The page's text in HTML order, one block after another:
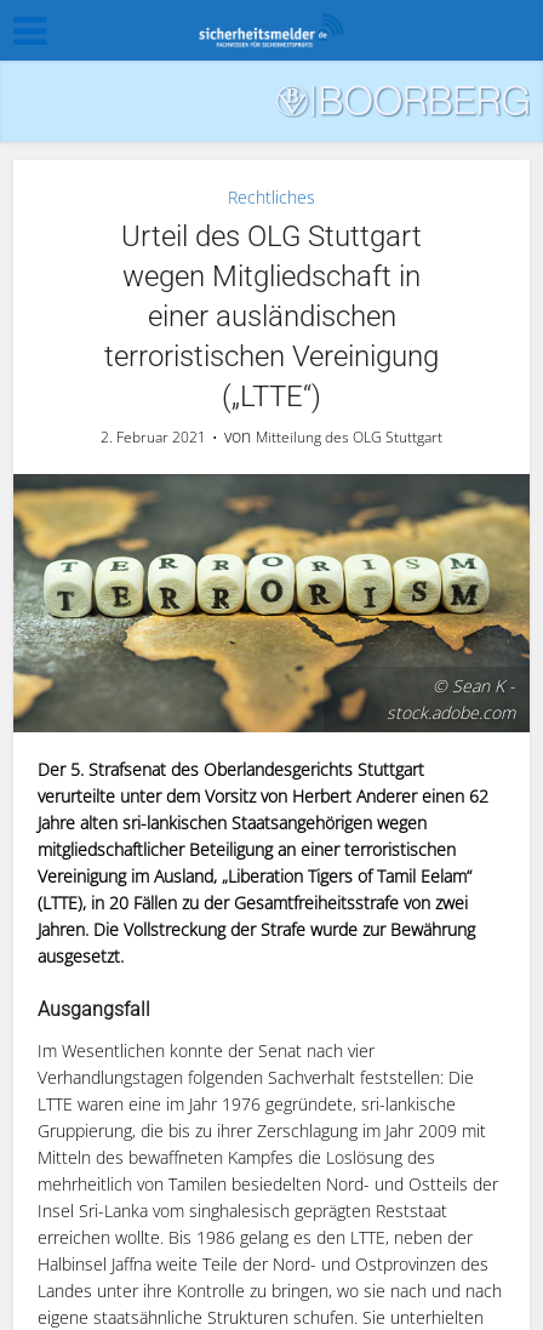
Rechtliches
Urteil des OLG Stuttgart
wegen Mitgliedschaft in
einer ausländischen
terroristischen Vereinigung
(„LTTE“)
2. Februar 2021 von Mitteilung des OLG Stuttgart
© Sean K -
stock.adobe.com
Der 5. Strafsenat des Oberlandesgerichts Stuttgart
verurteilte unter dem Vorsitz von Herbert Anderer einen 62
Jahre alten sri-lankischen Staatsangehörigen wegen
mitgliedschaftlicher Beteiligung an einer terroristischen
Vereinigung im Ausland, „Liberation Tigers of Tamil Eelam“
(LTTE), in 20 Fällen zu der Gesamtfreiheitsstrafe von zwei
Jahren. Die Vollstreckung der Strafe wurde zur Bewährung
ausgesetzt.
Ausgangsfall
Im Wesentlichen konnte der Senat nach vier
Verhandlungstagen folgenden Sachverhalt feststellen: Die
LTTE waren eine im Jahr 1976 gegründete, sri-lankische
Gruppierung, die bis zu ihrer Zerschlagung im Jahr 2009 mit
Mitteln des bewaffneten Kampfes die Loslösung des
mehrheitlich von Tamilen besiedelten Nord- und Ostteils der
Insel Sri-Lanka vom singhalesisch geprägten Reststaat
erreichen wollte. Bis 1986 gelang es den LTTE, neben der
Halbinsel Jaffna weite Teile der Nord- und Ostprovinzen des
Landes unter ihre Kontrolle zu bringen, wo sie nach und nach
eigene staatsähnliche Strukturen schufen. Sie unterhielten